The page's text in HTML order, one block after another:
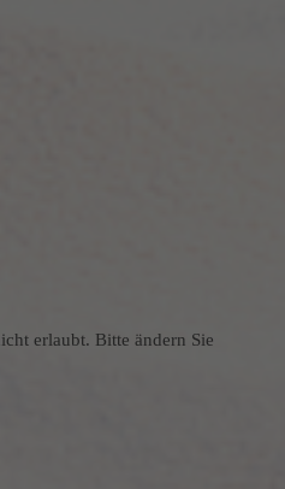
erlaubt. Bitte ändern Sie